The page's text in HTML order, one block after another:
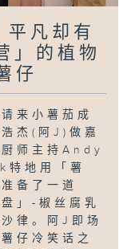
凡却有
」的植物
仔
来小薯茄成
浩杰(阿J)做嘉
厨师主持Andy
特地用「薯
备了一道
盘」-椒丝腐乳
律。阿J即场
仔冷笑话之